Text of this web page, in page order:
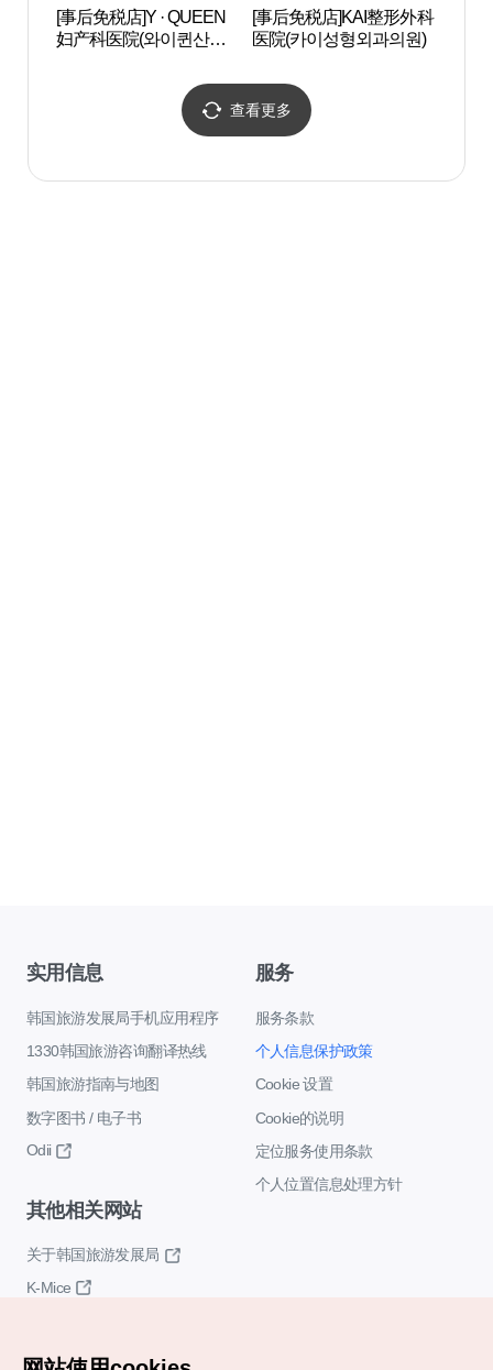
[事后免税店]Y · QUEEN
妇产科医院(와이퀸산부
[事后免税店]KAI整形外科
医院(카이성형외과의원)
查看更多
实用信息
韩国旅游发展局手机应用程序
1330韩国旅游咨询翻译热线
韩国旅游指南与地图
数字图书 / 电子书
Odii
服务
服务条款
个人信息保护政策
Cookie 设置
Cookie的说明
定位服务使用条款
个人位置信息处理方针
其他相关网站
关于韩国旅游发展局
K-Mice